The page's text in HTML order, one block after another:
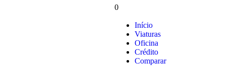
0
Início
Viaturas
Oficina
Crédito
Comparar